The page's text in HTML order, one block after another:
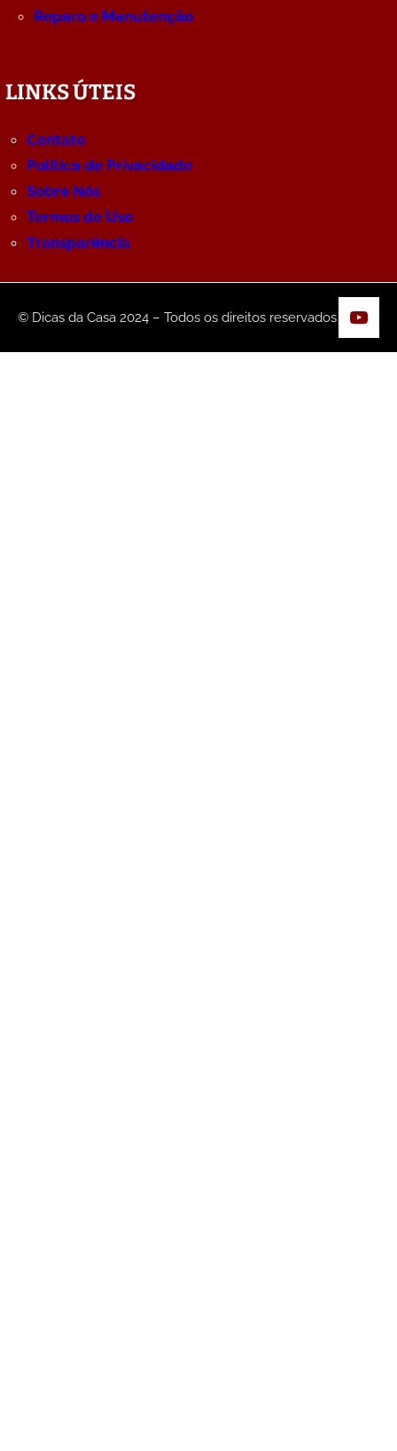
Reparo e Manutenção
LINKS ÚTEIS
Contato
Política de Privacidade
Sobre Nós
Termos de Uso
Transparência
© Dicas da Casa 2024 – Todos os direitos reservados